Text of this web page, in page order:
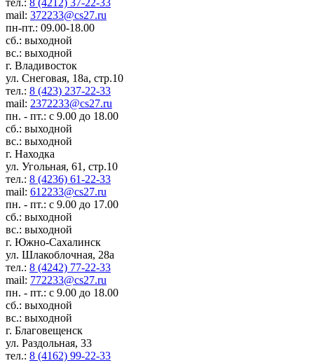
mail: 372233@cs27.ru
пн-пт.: 09.00-18.00
сб.: выходной
вс.: выходной
г. Владивосток
ул. Снеговая, 18а, стр.10
тел.: 8 (423) 237-22-33
mail: 2372233@cs27.ru
пн. - пт.: с 9.00 до 18.00
сб.: выходной
вс.: выходной
г. Находка
ул. Угольная, 61, стр.10
тел.: 8 (4236) 61-22-33
mail: 612233@cs27.ru
пн. - пт.: с 9.00 до 17.00
сб.: выходной
вс.: выходной
г. Южно-Сахалинск
ул. Шлакоблочная, 28а
тел.: 8 (4242) 77-22-33
mail: 772233@cs27.ru
пн. - пт.: с 9.00 до 18.00
сб.: выходной
вс.: выходной
г. Благовещенск
ул. Раздольная, 33
тел.: 8 (4162) 99-22-33